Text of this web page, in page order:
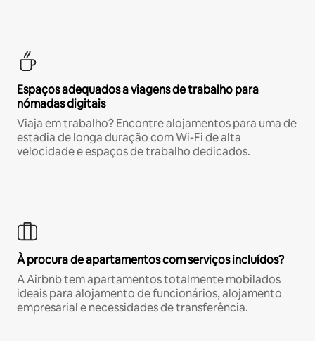
Espaços adequados a viagens de trabalho para
nómadas digitais
Viaja em trabalho? Encontre alojamentos para uma de
estadia de longa duração com Wi-Fi de alta
velocidade e espaços de trabalho dedicados.
À procura de apartamentos com serviços incluídos?
A Airbnb tem apartamentos totalmente mobilados
ideais para alojamento de funcionários, alojamento
empresarial e necessidades de transferência.